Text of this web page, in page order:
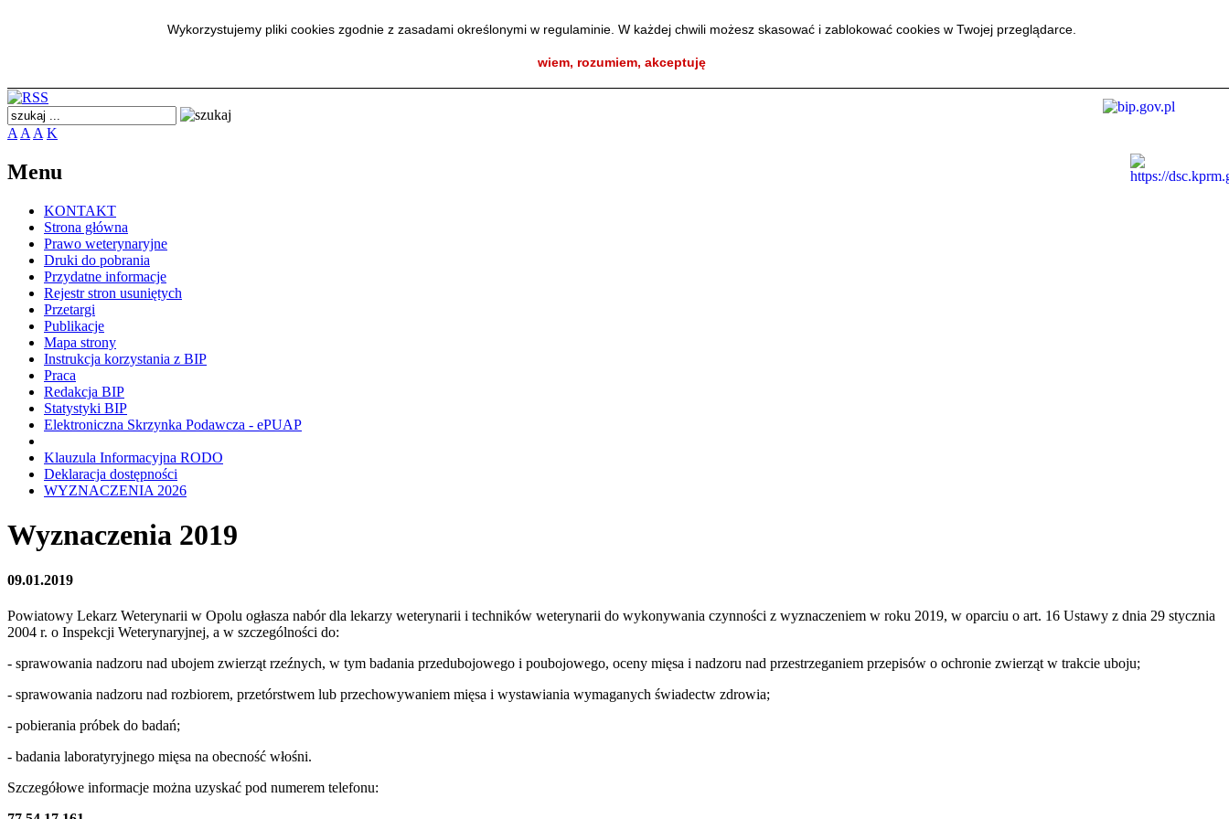
Wykorzystujemy pliki cookies zgodnie z zasadami określonymi w regulaminie. W każdej chwili możesz skasować i zablokować cookies w Twojej przeglądarce.
wiem, rozumiem, akceptuję
A A A K
Menu
KONTAKT
Strona główna
Prawo weterynaryjne
Druki do pobrania
Przydatne informacje
Rejestr stron usuniętych
Przetargi
Publikacje
Mapa strony
Instrukcja korzystania z BIP
Praca
Redakcja BIP
Statystyki BIP
Elektroniczna Skrzynka Podawcza - ePUAP
Klauzula Informacyjna RODO
Deklaracja dostępności
WYZNACZENIA 2026
Wyznaczenia 2019
09.01.2019
Powiatowy Lekarz Weterynarii w Opolu ogłasza nabór dla lekarzy weterynarii i techników weterynarii do wykonywania czynności z wyznaczeniem w roku 2019, w oparciu o art. 16 Ustawy z dnia 29 stycznia
2004 r. o Inspekcji Weterynaryjnej, a w szczególności do:
- sprawowania nadzoru nad ubojem zwierząt rzeźnych, w tym badania przedubojowego i poubojowego, oceny mięsa i nadzoru nad przestrzeganiem przepisów o ochronie zwierząt w trakcie uboju;
- sprawowania nadzoru nad rozbiorem, przetórstwem lub przechowywaniem mięsa i wystawiania wymaganych świadectw zdrowia;
- pobierania próbek do badań;
- badania laboratyryjnego mięsa na obecność włośni.
Szczegółowe informacje można uzyskać pod numerem telefonu: